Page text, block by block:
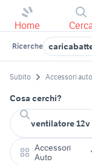
Home
Ricerche
Subito Accessori auto
Cosa cerchi?
Accessori
Auto